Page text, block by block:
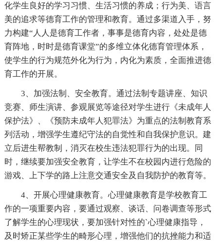
化学生良好的学习习惯、生活习惯的养成；行为美、语言
美的追求等德育工作的管理和教育。通过多渠道入手，努
力构建“人人是德育工作者，事事是德育内容，处处是德
育阵地，时时是德育课堂”的多维立体化德育管理体系，
使学生的行为规范外化为行为，内化为素质，全面推进德
育工作的开展。
3、加强法制、安全教育。通过法制专题讲座、知识
竞赛、师生演讲、参观展览等途径对学生进行《未成年人
保护法》、《预防未成年人犯罪法》为重点的法制教育系
列活动，增强学生遵纪守法的自觉性和自我保护意识。建
立后进生帮教制，消灭在校生违法犯罪行为的出现。同
时，继续要加强安全教育，让学生不在校园内进行危险的
游戏、上下学的路上注意交通安全及自我防护的教育等。
4、开展心理健康教育。心理健康教育是学校教育工
作的一项重要内容，要通过观察、谈话、问卷调查等形式
了解学生的心理现状，要加强针对性的`心理健康指导，
及时矫正某些学生的畸形心理，增强他们的抗挫能力和适